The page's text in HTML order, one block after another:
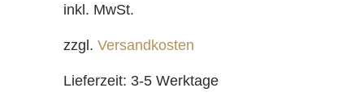
inkl. MwSt.
zzgl. Versandkosten
Lieferzeit: 3-5 Werktage